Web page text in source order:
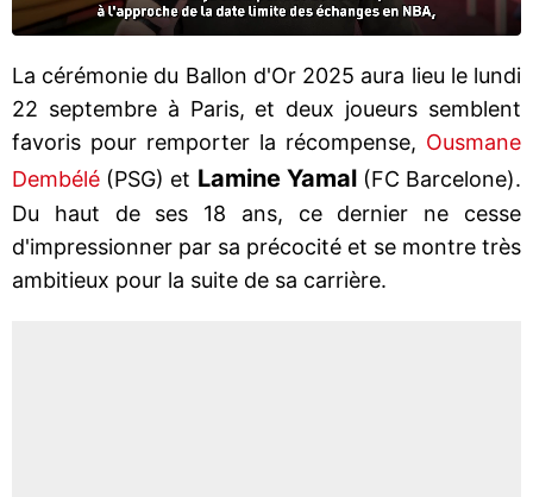
La cérémonie du Ballon d'Or 2025 aura lieu le lundi
22 septembre à Paris, et deux joueurs semblent
favoris pour remporter la récompense, Ousmane
Dembélé (PSG) et Lamine Yamal(FC Barcelone).
Du haut de ses 18 ans, ce dernier ne cesse
d'impressionner par sa précocité et se montre très
ambitieux pour la suite de sa carrière.